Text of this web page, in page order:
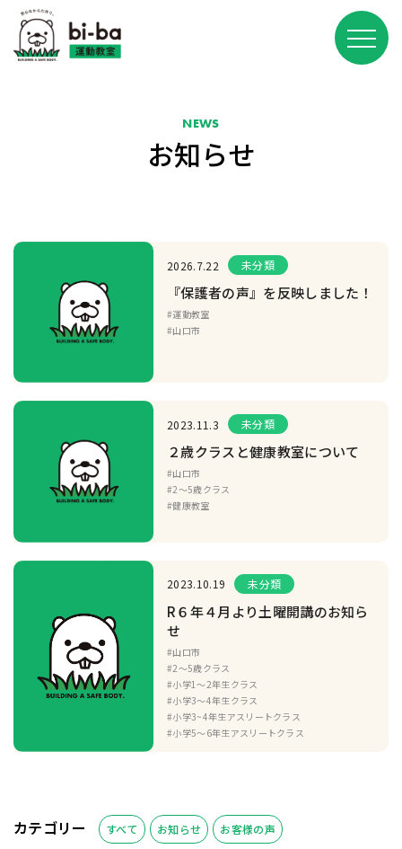
NEWS
お知らせ
2026.7.22 未分類
『保護者の声』を反映しました！
#運動教室
#山口市
2023.11.3 未分類
２歳クラスと健康教室について
#山口市
#2〜5歳クラス
#健康教室
2023.10.19 未分類
R６年４月より土曜開講のお知ら
せ
#山口市
#2〜5歳クラス
#小学1〜2年生クラス
#小学3〜4年生クラス
#小学3~4年生アスリートクラス
#小学5〜6年生アスリートクラス
カテゴリー すべて お知らせ お客様の声